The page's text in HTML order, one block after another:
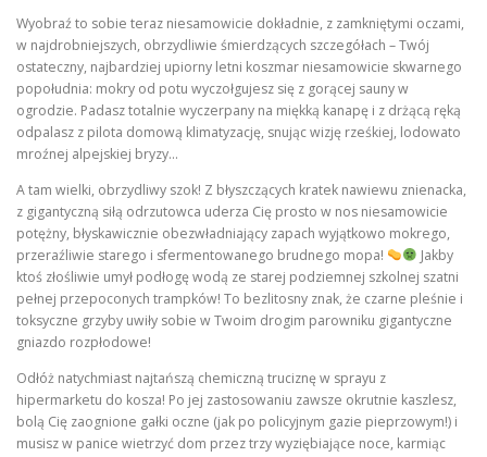
Wyobraź to sobie teraz niesamowicie dokładnie, z zamkniętymi oczami,
w najdrobniejszych, obrzydliwie śmierdzących szczegółach – Twój
ostateczny, najbardziej upiorny letni koszmar niesamowicie skwarnego
popołudnia: mokry od potu wyczołgujesz się z gorącej sauny w
ogrodzie. Padasz totalnie wyczerpany na miękką kanapę i z drżącą ręką
odpalasz z pilota domową klimatyzację, snując wizję rześkiej, lodowato
mroźnej alpejskiej bryzy…
A tam wielki, obrzydliwy szok! Z błyszczących kratek nawiewu znienacka,
z gigantyczną siłą odrzutowca uderza Cię prosto w nos niesamowicie
potężny, błyskawicznie obezwładniający zapach wyjątkowo mokrego,
przeraźliwie starego i sfermentowanego brudnego mopa!
Jakby
ktoś złośliwie umył podłogę wodą ze starej podziemnej szkolnej szatni
pełnej przepoconych trampków! To bezlitosny znak, że czarne pleśnie i
toksyczne grzyby uwiły sobie w Twoim drogim parowniku gigantyczne
gniazdo rozpłodowe!
Odłóż natychmiast najtańszą chemiczną truciznę w sprayu z
hipermarketu do kosza! Po jej zastosowaniu zawsze okrutnie kaszlesz,
bolą Cię zaognione gałki oczne (jak po policyjnym gazie pieprzowym!) i
musisz w panice wietrzyć dom przez trzy wyziębiające noce, karmiąc